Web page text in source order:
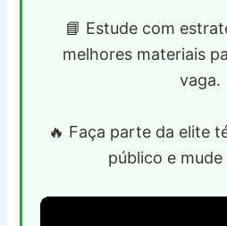
📘 Estude com
melhores materiais
vaga.
🔥 Faça parte da elite
público e mude